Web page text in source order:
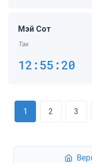
Мэй Сот
Так
12:55:20
1 2 3